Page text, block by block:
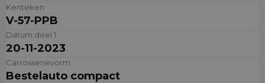
Kenteken
V-57-PPB
Datum deel 1
20-11-2023
Carrosserievorm
Bestelauto compact